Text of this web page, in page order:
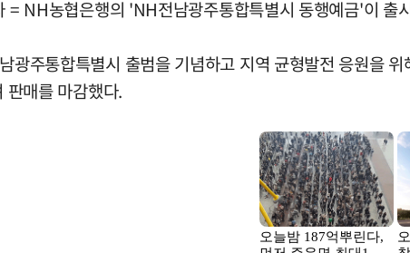
= NH농협은행의 'NH전남광주통합특별시 동행예금'이 출
광주통합특별시 출범을 기념하고 지역 균형발전 응원을
매를 마감했다.